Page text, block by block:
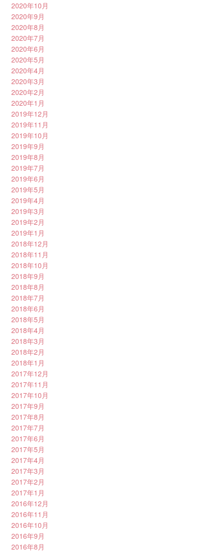
2020年10月
2020年9月
2020年8月
2020年7月
2020年6月
2020年5月
2020年4月
2020年3月
2020年2月
2020年1月
2019年12月
2019年11月
2019年10月
2019年9月
2019年8月
2019年7月
2019年6月
2019年5月
2019年4月
2019年3月
2019年2月
2019年1月
2018年12月
2018年11月
2018年10月
2018年9月
2018年8月
2018年7月
2018年6月
2018年5月
2018年4月
2018年3月
2018年2月
2018年1月
2017年12月
2017年11月
2017年10月
2017年9月
2017年8月
2017年7月
2017年6月
2017年5月
2017年4月
2017年3月
2017年2月
2017年1月
2016年12月
2016年11月
2016年10月
2016年9月
2016年8月